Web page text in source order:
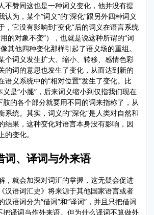
不赞同这也是一种词义变化，他并没有提
认为，某个“词义”的“深化”跟另外四种词义
，它没有影响到“变化”后的词义在语言系统
的对象不变”），也就是说这种所谓的“词
其他四种变化那样引起了语义场的重组。
个词义发生扩大、缩小、转移、感情色彩
的词的意思也发生了变化，从而达到新的
语义系统中的“相对位置”发生了变化。比
义是“小腿”，后来词义缩小到仅指我们现在
肢的各个部分就要用不同的词来指称了，从
系统。其实，词义的“深化”是人类对自然和
结果，这种变化对语言本身没有影响，因
变化。
词、译词与外来语
，就会加深对词汇的掌握，这无疑会促进
汉语词汇史》将来源于其他国家语言或者
汉语词分为“借词”和“译词”，并且只把借词
把译词当作外来语。但为什么译词不算做外